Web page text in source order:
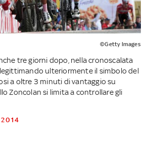
©Getty Images
tre giorni dopo, nella cronoscalata
ulteriormente il simbolo del
a oltre 3 minuti di vantaggio su
Zoncolan si limita a controllare gli